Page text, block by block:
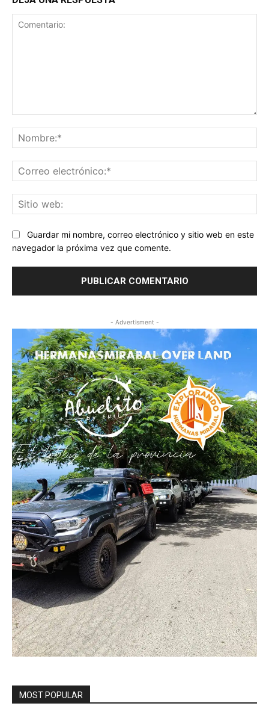
Guardar mi nombre, correo electrónico y sitio web en este
navegador la próxima vez que comente.
- Advertisment -
MOST POPULAR